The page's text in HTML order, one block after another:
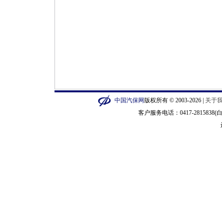
中国汽保网版权所有 © 2003-2026 | 关于
客户服务电话：0417-